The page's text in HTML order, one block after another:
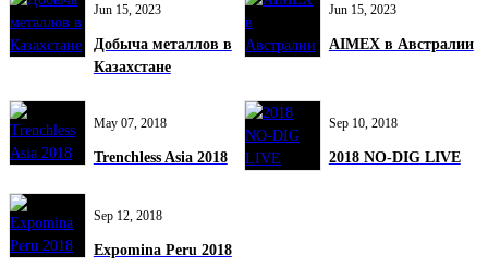
Jun 15, 2023
Добыча металлов в
Казахстане
Jun 15, 2023
AIMEX в Австралии
May 07, 2018
Trenchless Asia 2018
Sep 10, 2018
2018 NO-DIG LIVE
Sep 12, 2018
Expomina Peru 2018